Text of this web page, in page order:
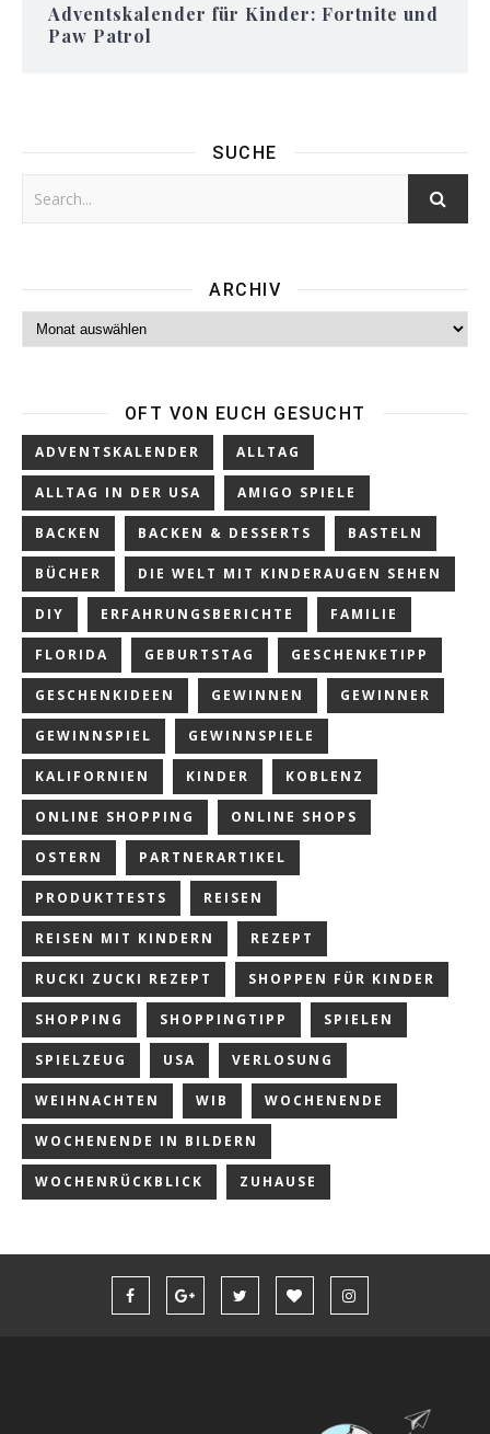
Adventskalender für Kinder: Fortnite und
Paw Patrol
SUCHE
ARCHIV
Archiv
OFT VON EUCH GESUCHT
ADVENTSKALENDER ALLTAG
ALLTAG IN DER USA AMIGO SPIELE
BACKEN BACKEN & DESSERTS BASTELN
BÜCHER DIE WELT MIT KINDERAUGEN SEHEN
DIY ERFAHRUNGSBERICHTE FAMILIE
FLORIDA GEBURTSTAG GESCHENKETIPP
GESCHENKIDEEN GEWINNEN GEWINNER
GEWINNSPIEL GEWINNSPIELE
KALIFORNIEN KINDER KOBLENZ
ONLINE SHOPPING ONLINE SHOPS
OSTERN PARTNERARTIKEL
PRODUKTTESTS REISEN
REISEN MIT KINDERN REZEPT
RUCKI ZUCKI REZEPT SHOPPEN FÜR KINDER
SHOPPING SHOPPINGTIPP SPIELEN
SPIELZEUG USA VERLOSUNG
WEIHNACHTEN WIB WOCHENENDE
WOCHENENDE IN BILDERN
WOCHENRÜCKBLICK ZUHAUSE